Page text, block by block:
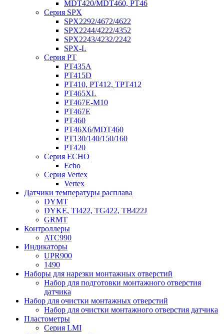
MDT420/MDT460, PT46
Серия SPX
SPX2292/4672/4622
SPX2244/4222/4352
SPX2243/4232/2242
SPX-L
Серия PT
PT435A
PT415D
PT410, PT412, TPT412
PT465XL
PT467E-M10
PT467E
PT460
PT46X6/MDT460
PT130/140/150/160
PT420
Серия ECHO
Echo
Серия Vertex
Vertex
Датчики температуры расплава
DYMT
DYKE, TI422, TG422, TB422J
GRMT
Контроллеры
ATC990
Индикаторы
UPR900
1490
Наборы для нарезки монтажных отверстий
Набор для подготовки монтажного отверстия
датчика
Набор для очистки монтажных отверстий
Набор для очистки монтажного отверстия датчика
Пластометры
Серия LMI